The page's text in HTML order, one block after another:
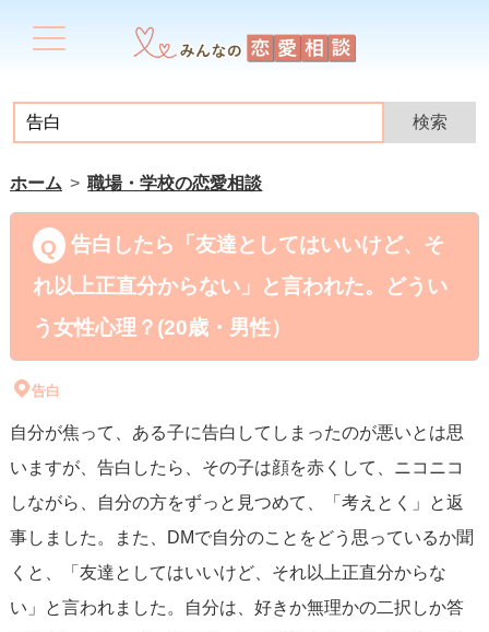
ホーム 職場・学校の恋愛相談
告白したら「友達としてはいいけど、そ
れ以上正直分からない」と言われた。どうい
う女性心理？(20歳・男性）
告白
自分が焦って、ある子に告白してしまったのが悪いとは思
いますが、告白したら、その子は顔を赤くして、ニコニコ
しながら、自分の方をずっと見つめて、「考えとく」と返
事しました。また、DMで自分のことをどう思っているか聞
くと、「友達としてはいいけど、それ以上正直分からな
い」と言われました。自分は、好きか無理かの二択しか答